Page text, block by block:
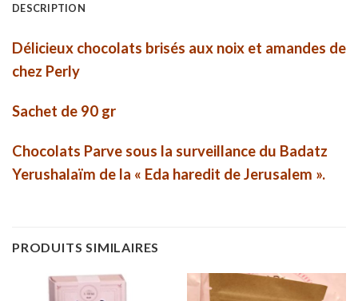
DESCRIPTION
Délicieux chocolats brisés aux noix et amandes de
chez Perly
Sachet de 90 gr
Chocolats Parve sous la surveillance du Badatz
Yerushalaïm de la « Eda haredit de Jerusalem ».
PRODUITS SIMILAIRES